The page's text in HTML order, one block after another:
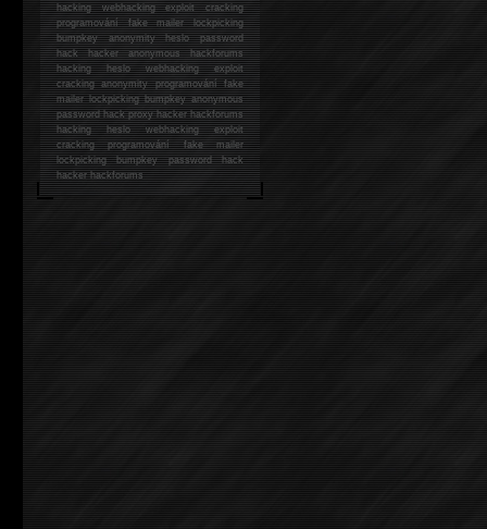
hackingwebhacking exploit cracking
programování fake mailer lockpicking
bumpkey anonymity heslo password
hackhacker anonymous hackforums
hackingheslo webhacking exploit
cracking anonymity programování fake
mailer lockpicking bumpkey anonymous
password hack proxy hacker hackforums
hacking heslo webhacking exploit
cracking programování fake mailer
lockpicking bumpkey password hack
hackerhackforums